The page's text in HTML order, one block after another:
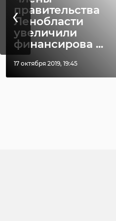
правительства
Ленобласти
увеличили
финансирова ...
17 октября 2019, 19:45
‹